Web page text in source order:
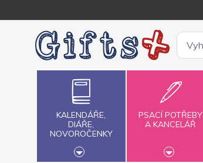
KALENDÁŘE,
DIÁŘE,
NOVOROČENKY
PSACÍ POTŘEBY
A KANCELÁŘ